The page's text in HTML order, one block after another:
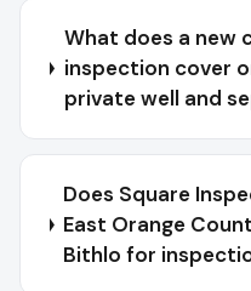
What does a new
inspection cover
private well and
Does Square
East Orange
Bithlo for